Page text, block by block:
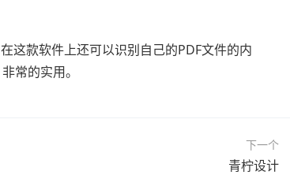
这款软件上还可以识别自己的PDF文件的内
常的实用。
下一个
青柠设计